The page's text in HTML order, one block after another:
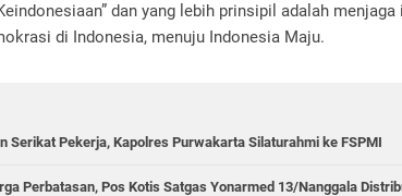
dan yang lebih prinsipil adalah
di Indonesia, menuju Indonesia Maju.
Serikat Pekerja, Kapolres Purwakarta Silaturahmi ke FSPMI
Perbatasan, Pos Kotis Satgas Yonarmed 13/Nanggala